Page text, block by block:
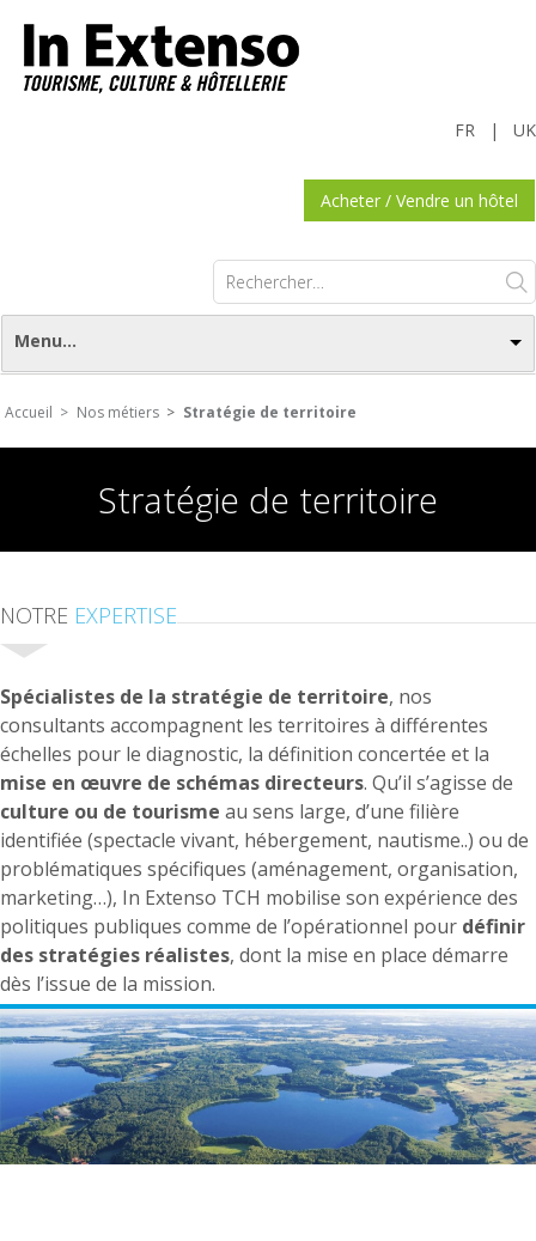
UK
|
FR
Acheter / Vendre un hôtel
Rechercher :
Menu...
Accueil > Nos métiers > Stratégie de territoire
Stratégie de territoire
NOTRE EXPERTISE
Spécialistes de la stratégie de territoire, nos
consultants accompagnent les territoires à différentes
échelles pour le diagnostic, la définition concertée et la
mise en œuvre de schémas directeurs. Qu’il s’agisse de
culture ou de tourisme au sens large, d’une filière
identifiée (spectacle vivant, hébergement, nautisme..) ou de
problématiques spécifiques (aménagement, organisation,
marketing…), In Extenso TCH mobilise son expérience des
politiques publiques comme de l’opérationnel pour définir
des stratégies réalistes, dont la mise en place démarre
dès l’issue de la mission.